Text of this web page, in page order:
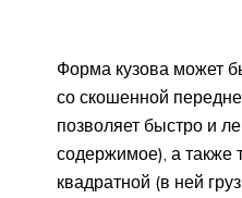
Форма кузова может
со скошенной
позволяет быстро и
содержимое), а также
квадратной (в ней